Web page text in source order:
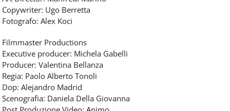
Copywriter: Ugo Berretta
Fotografo: Alex Koci
Filmmaster Productions
Executive producer: Michela Gabelli
Producer: Valentina Bellanza
Regia: Paolo Alberto Tonoli
Dop: Alejandro Madrid
Scenografia: Daniela Della Giovanna